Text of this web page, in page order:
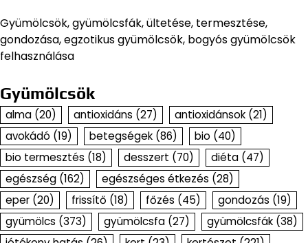
Gyümölcsök, gyümölcsfák, ültetése, termesztése,
gondozása, egzotikus gyümölcsök, bogyós gyümölcsök
felhasználása
Gyümölcsök
alma (20) antioxidáns (27) antioxidánsok (21)
avokádó (19) betegségek (86) bio (40)
bio termesztés (18) desszert (70) diéta (47)
egészség (162) egészséges étkezés (28)
eper (20) frissítő (18) főzés (45) gondozás (19)
gyümölcs (373) gyümölcsfa (27) gyümölcsfák (38)